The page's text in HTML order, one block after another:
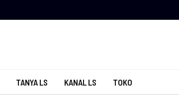
TANYA LS KANAL LS TOKO